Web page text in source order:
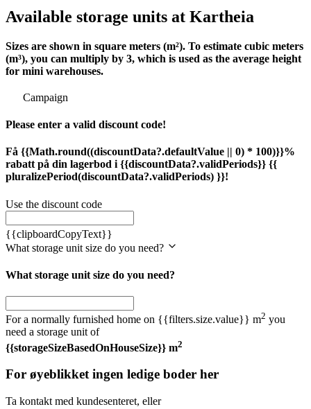
Available storage units at Kartheia
Sizes are shown in square meters (m²). To estimate cubic meters
(m³), you can multiply by 3, which is used as the average height
for mini warehouses.
Campaign
Please enter a valid discount code!
Få {{Math.round((discountData?.defaultValue || 0) * 100)}}%
rabatt på din lagerbod i {{discountData?.validPeriods}} {{
pluralizePeriod(discountData?.validPeriods) }}!
Use the discount code
{{clipboardCopyText}}
What storage unit size do you need?
What storage unit size do you need?
For a normally furnished home on {{filters.size.value}} m2 you
need a storage unit of
{{storageSizeBasedOnHouseSize}} m2
For øyeblikket ingen ledige boder her
Ta kontakt med kundesenteret, eller